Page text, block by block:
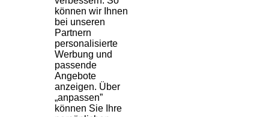
können wir Ihnen
bei unseren
Partnern
personalisierte
Werbung und
passende
Angebote
anzeigen. Über
„anpassen”
können Sie Ihre